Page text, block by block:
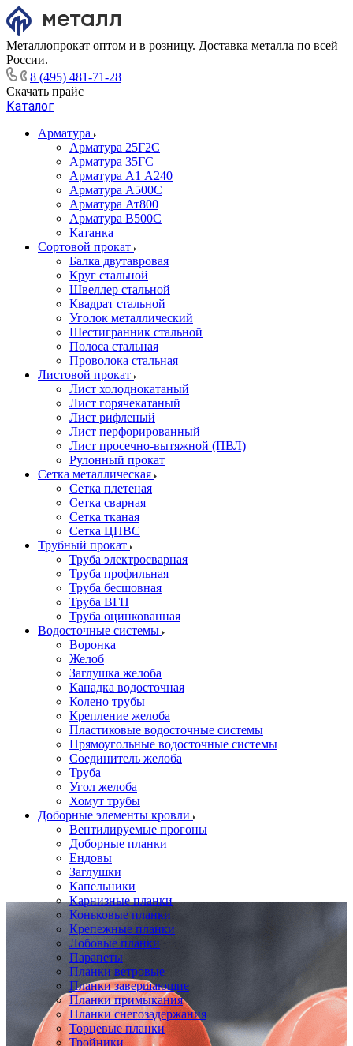
Металлопрокат оптом и в розницу. Доставка металла по всей
России.
8 (495) 481-71-28
Скачать прайс
Каталог
Арматура
Арматура 25Г2С
Арматура 35ГС
Арматура А1 А240
Арматура А500С
Арматура Ат800
Арматура В500С
Катанка
Сортовой прокат
Балка двутавровая
Круг стальной
Швеллер стальной
Квадрат стальной
Уголок металлический
Шестигранник стальной
Полоса стальная
Проволока стальная
Листовой прокат
Лист холоднокатаный
Лист горячекатаный
Лист рифленый
Лист перфорированный
Лист просечно-вытяжной (ПВЛ)
Рулонный прокат
Сетка металлическая
Сетка плетеная
Сетка сварная
Сетка тканая
Сетка ЦПВС
Трубный прокат
Труба электросварная
Труба профильная
Труба бесшовная
Труба ВГП
Труба оцинкованная
Водосточные системы
Воронка
Желоб
Заглушка желоба
Канадка водосточная
Колено трубы
Крепление желоба
Пластиковые водосточные системы
Прямоугольные водосточные системы
Соединитель желоба
Труба
Угол желоба
Хомут трубы
Доборные элементы кровли
Вентилируемые прогоны
Доборные планки
Ендовы
Заглушки
Капельники
Карнизные планки
Коньковые планки
Крепежные планки
Лобовые планки
Парапеты
Планки ветровые
Планки завершающие
Планки примыкания
Планки снегозадержания
Торцевые планки
Тройники